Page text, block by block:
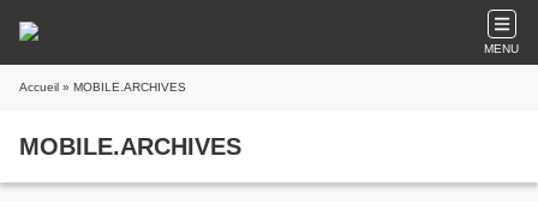
MENU
Accueil » MOBILE.ARCHIVES
MOBILE.ARCHIVES